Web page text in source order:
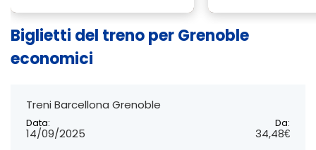
Biglietti del treno per Grenoble
economici
Treni Barcellona Grenoble
Data:
14/09/2025
Da:
34,48€